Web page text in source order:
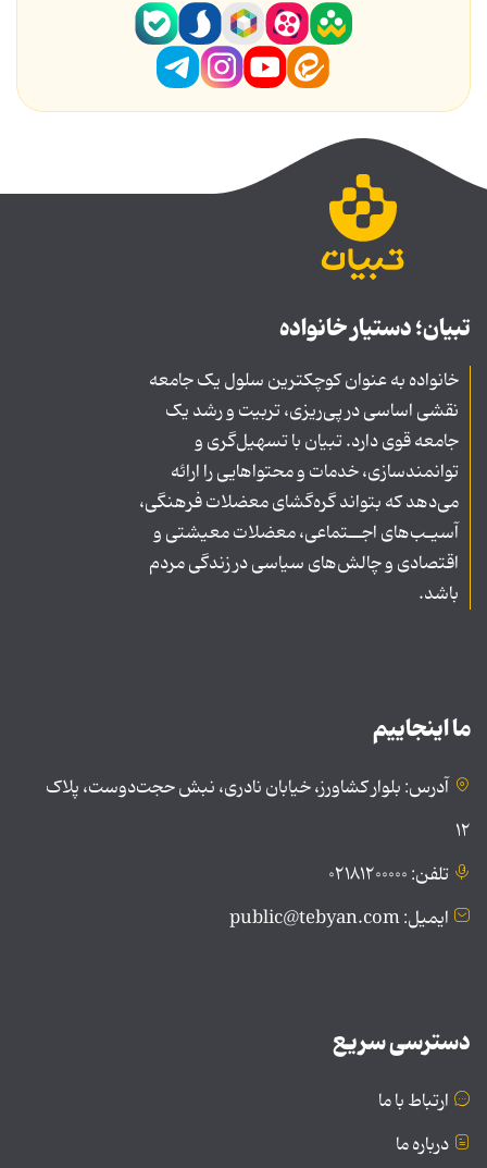
تبیان؛ دستیار خانواده
خانواده به عنوان کوچکترین سلول یک جامعه
نقشی اساسی در پی‌ریزی، تربیت و رشد یک
جامعه قوی دارد. تبیان با تسهیل‌گری و
توانمندسازی، خدمات و محتواهایی را ارائه
می‌دهد که بتواند گره‌گشای معضلات فرهنگی،
آسیـب‌های اجــتماعی، معضلات معیشتی و
اقتصادی و چالش‌های سیاسی در زندگی مردم
باشد.
ما اینجاییم
آدرس: بلوار کشاورز، خیابان نادری، نبش حجت‌دوست، پلاک
۱۲
تلفن: ۰۲۱۸۱۲۰۰۰۰۰
ایمیل: public@tebyan.com
دسترسی سریع
ارتباط با ما
درباره ما